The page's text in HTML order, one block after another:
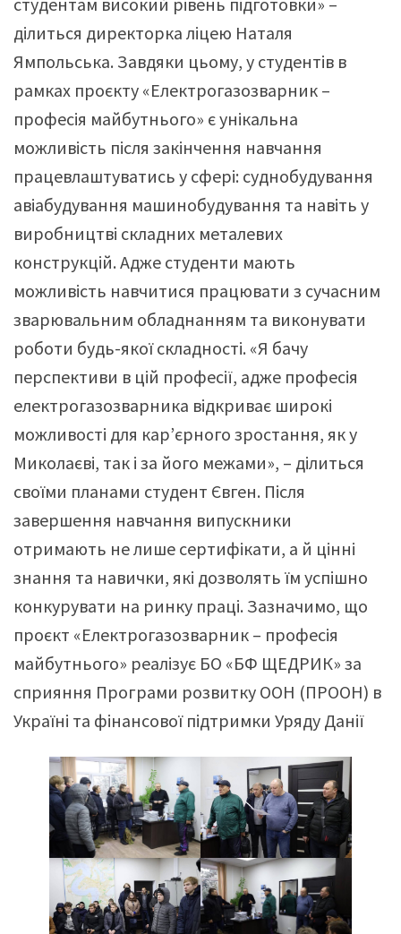
ділиться директорка ліцею Наталя
Ямпольська. Завдяки цьому, у студентів в
рамках проєкту «Електрогазозварник –
професія майбутнього» є унікальна
можливість після закінчення навчання
працевлаштуватись у сфері: суднобудування
авіабудування машинобудування та навіть у
виробництві складних металевих
конструкцій. Адже студенти мають
можливість навчитися працювати з сучасним
зварювальним обладнанням та виконувати
роботи будь-якої складності. «Я бачу
перспективи в цій професії, адже професія
електрогазозварника відкриває широкі
можливості для кар’єрного зростання, як у
Миколаєві, так і за його межами», – ділиться
своїми планами студент Євген. Після
завершення навчання випускники
отримають не лише сертифікати, а й цінні
знання та навички, які дозволять їм успішно
конкурувати на ринку праці. Зазначимо, що
проєкт «Електрогазозварник – професія
майбутнього» реалізує БО «БФ ЩЕДРИК» за
сприяння Програми розвитку ООН (ПРООН) в
Україні та фінансової підтримки Уряду Данії